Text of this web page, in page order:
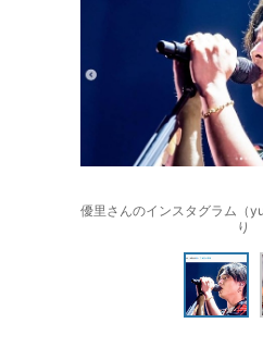
優里さんのインスタグラム（
り